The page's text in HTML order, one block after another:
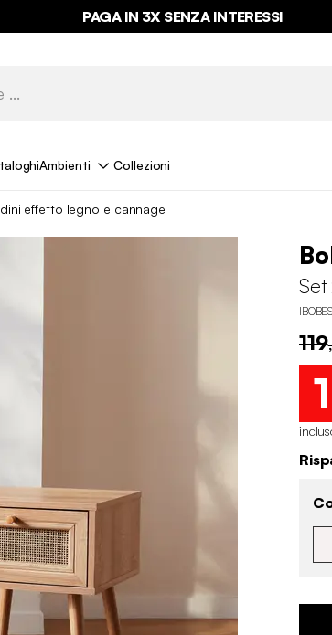
PAGA IN 3X SENZA INTERESSI
Ambienti Collezioni
effetto legno e cannage
119